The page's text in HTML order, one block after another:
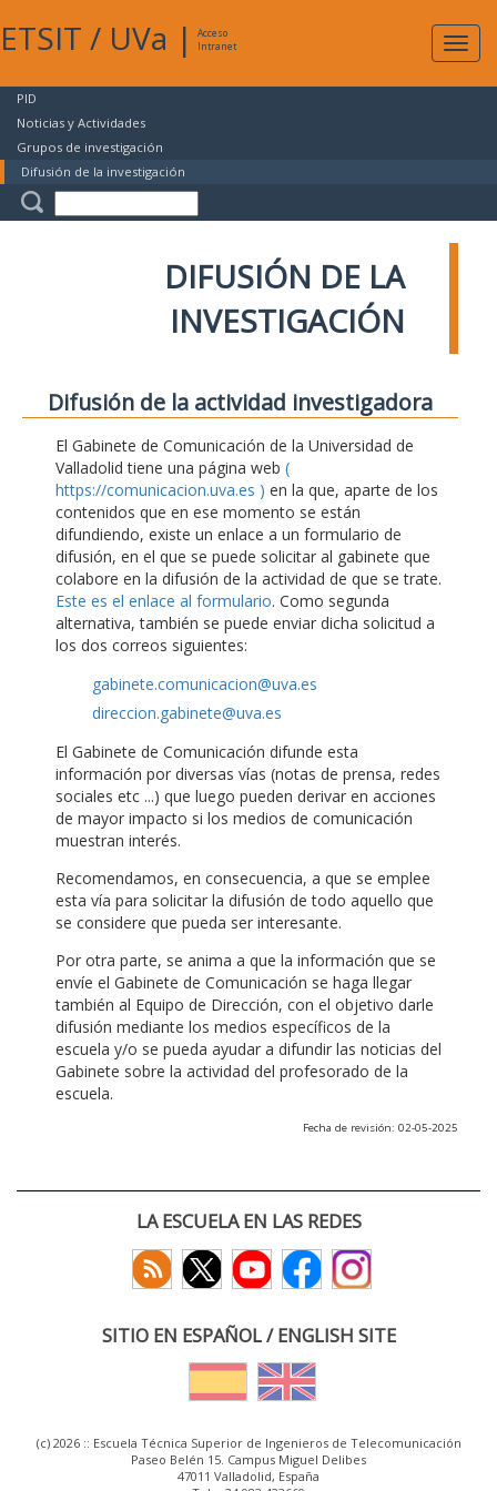
ETSIT / UVa |
Acceso
Intranet
PID
Noticias y Actividades
Grupos de investigación
Difusión de la investigación
DIFUSIÓN DE LA
INVESTIGACIÓN
Difusión de la actividad investigadora
El Gabinete de Comunicación de la Universidad de
Valladolid tiene una página web (
https://comunicacion.uva.es ) en la que, aparte de los
contenidos que en ese momento se están
difundiendo, existe un enlace a un formulario de
difusión, en el que se puede solicitar al gabinete que
colabore en la difusión de la actividad de que se trate.
Este es el enlace al formulario. Como segunda
alternativa, también se puede enviar dicha solicitud a
los dos correos siguientes:
gabinete.comunicacion@uva.es
direccion.gabinete@uva.es
El Gabinete de Comunicación difunde esta
información por diversas vías (notas de prensa, redes
sociales etc ...) que luego pueden derivar en acciones
de mayor impacto si los medios de comunicación
muestran interés.
Recomendamos, en consecuencia, a que se emplee
esta vía para solicitar la difusión de todo aquello que
se considere que pueda ser interesante.
Por otra parte, se anima a que la información que se
envíe el Gabinete de Comunicación se haga llegar
también al Equipo de Dirección, con el objetivo darle
difusión mediante los medios específicos de la
escuela y/o se pueda ayudar a difundir las noticias del
Gabinete sobre la actividad del profesorado de la
escuela.
Fecha de revisión: 02-05-2025
LA ESCUELA EN LAS REDES
SITIO EN ESPAÑOL / ENGLISH SITE
(c) 2026 :: Escuela Técnica Superior de Ingenieros de Telecomunicación
Paseo Belén 15. Campus Miguel Delibes
47011 Valladolid, España